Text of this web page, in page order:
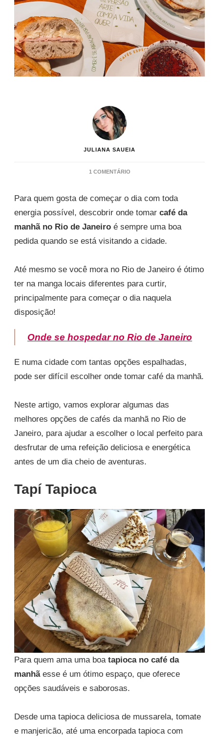
JULIANA SAUEIA
1 COMENTÁRIOEM
CAFÉ
NO
Para quem gosta de começar o dia com toda
energia possível, descobrir onde tomar café da
manhã no Rio de Janeiro é sempre uma boa
pedida quando se está visitando a cidade.
Até mesmo se você mora no Rio de Janeiro é ótimo
ter na manga locais diferentes para curtir,
principalmente para começar o dia naquela
disposição!
Onde se hospedar no Rio de Janeiro
E numa cidade com tantas opções espalhadas,
pode ser difícil escolher onde tomar café da manhã.
Neste artigo, vamos explorar algumas das
melhores opções de cafés da manhã no Rio de
Janeiro, para ajudar a escolher o local perfeito para
desfrutar de uma refeição deliciosa e energética
antes de um dia cheio de aventuras.
Tapí Tapioca
Para quem ama uma boa tapioca no café da
manhãesse é um ótimo espaço, que oferece
opções saudáveis e saborosas.
Desde uma tapioca deliciosa de mussarela, tomate
e manjericão, até uma encorpada tapioca com